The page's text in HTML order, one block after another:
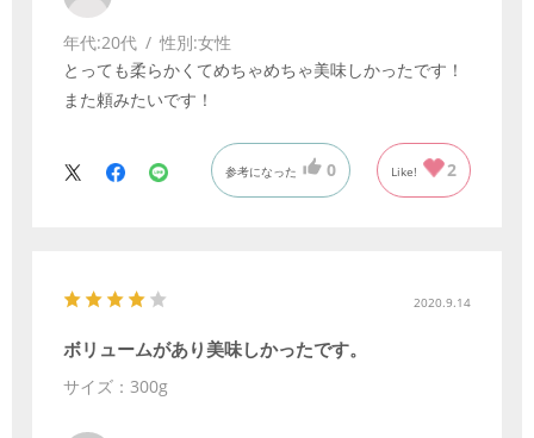
年代:20代 性別:女性
とっても柔らかくてめちゃめちゃ美味しかったです！
また頼みたいです！
参考になった 0 Like! 2
2020.9.14
ボリュームがあり美味しかったです。
サイズ：300g